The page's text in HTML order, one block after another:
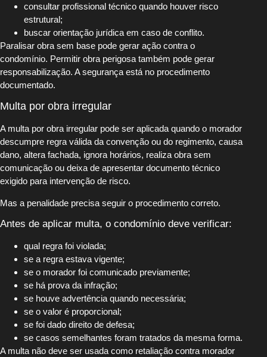
consultar profissional técnico quando houver risco
estrutural;
buscar orientação jurídica em caso de conflito.
Paralisar obra sem base pode gerar ação contra o
condomínio. Permitir obra perigosa também pode gerar
responsabilização. A segurança está no procedimento
documentado.
Multa por obra irregular
A multa por obra irregular pode ser aplicada quando o morador
descumpre regra válida da convenção ou do regimento, causa
dano, altera fachada, ignora horários, realiza obra sem
comunicação ou deixa de apresentar documento técnico
exigido para intervenção de risco.
Mas a penalidade precisa seguir o procedimento correto.
Antes de aplicar multa, o condomínio deve verificar:
qual regra foi violada;
se a regra estava vigente;
se o morador foi comunicado previamente;
se há prova da infração;
se houve advertência quando necessária;
se o valor é proporcional;
se foi dado direito de defesa;
se casos semelhantes foram tratados da mesma forma.
A multa não deve ser usada como retaliação contra morador